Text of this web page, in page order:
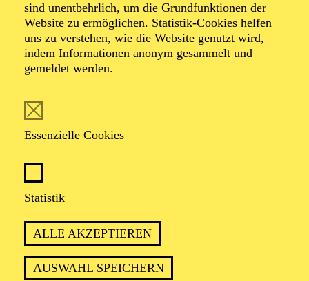
sind unentbehrlich, um die Grundfunktionen der
Website zu ermöglichen. Statistik-Cookies helfen
uns zu verstehen, wie die Website genutzt wird,
indem Informationen anonym gesammelt und
gemeldet werden.
Essenzielle Cookies
Statistik
ALLE AKZEPTIEREN
AUSWAHL SPEICHERN
TICKETS
EIN CLOWN SCHWÖRT RACHE
WIEDERAUFNAHME
10. Oktober 2026